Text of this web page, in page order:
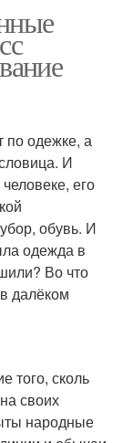
по одежке, а
И
его
обувь. И
одежда в
Во что
далёком
того, сколь
своих
народные